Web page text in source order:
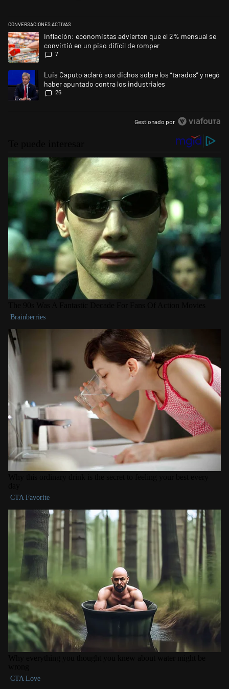
CONVERSACIONES ACTIVAS
Este listado muestra los artículos con más comentarios en los últimos
Un artículo de tendencia con el título "Inflación: economistas
Inflación: economistas advierten que el 2% mensual se
convirtió en un piso difícil de romper
7
Un artículo de tendencia con el título "Luis Caputo aclaró sus dichos
Luis Caputo aclaró sus dichos sobre los “tarados” y negó
haber apuntado contra los industriales
26
Gestionado por